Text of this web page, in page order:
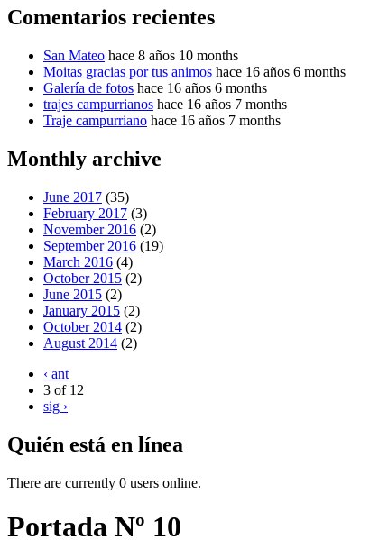
Comentarios recientes
San Mateo hace 8 años 10 months
Moitas gracias por tus animos hace 16 años 6 months
Galería de fotos hace 16 años 6 months
trajes campurrianos hace 16 años 7 months
Traje campurriano hace 16 años 7 months
Monthly archive
June 2017 (35)
February 2017 (3)
November 2016 (2)
September 2016 (19)
March 2016 (4)
October 2015 (2)
June 2015 (2)
January 2015 (2)
October 2014 (2)
August 2014 (2)
‹ ant
3 of 12
sig ›
Quién está en línea
There are currently 0 users online.
Portada Nº 10